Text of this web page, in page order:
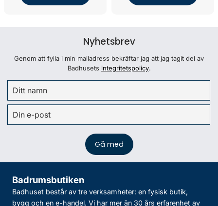
Nyhetsbrev
Genom att fylla i min mailadress bekräftar jag att jag tagit del av
Badhusets integritetspolicy.
Badrumsbutiken
Badhuset består av tre verksamheter: en fysisk butik,
bygg och en e-handel. Vi har mer än 30 års erfarenhet av